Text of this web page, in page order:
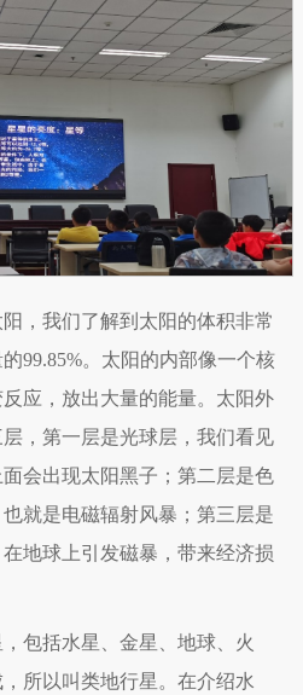
，我们了解到太阳的体积非常
99.85%。太阳的内部像一个核
应，放出大量的能量。太阳外
，第一层是光球层，我们看见
会出现太阳黑子；第二层是色
就是电磁辐射风暴；第三层是
地球上引发磁暴，带来经济损
包括水星、金星、地球、火
所以叫类地行星。在介绍水